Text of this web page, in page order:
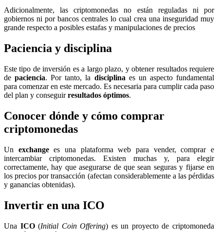
Adicionalmente, las criptomonedas no están reguladas ni por
gobiernos ni por bancos centrales lo cual crea una inseguridad muy
grande respecto a posibles estafas y manipulaciones de precios
Paciencia y disciplina
Este tipo de inversión es a largo plazo, y obtener resultados requiere
depaciencia. Por tanto, la disciplina es un aspecto fundamental
para comenzar en este mercado. Es necesaria para cumplir cada paso
del plan y conseguirresultados óptimos.
Conocer dónde y cómo comprar
criptomonedas
Un exchangees una plataforma web para vender, comprar e
intercambiar criptomonedas. Existen muchas y, para elegir
correctamente, hay que asegurarse de que sean seguras y fijarse en
los precios por transacción (afectan considerablemente a las pérdidas
y ganancias obtenidas).
Invertir en una ICO
Una ICO(Initial Coin Offering) es un proyecto de criptomoneda